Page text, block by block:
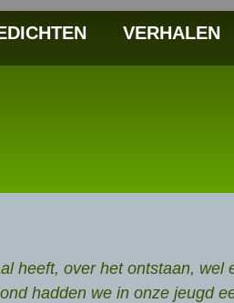
VERHALEN
heeft, over het ontstaan, wel
hadden we in onze jeugd